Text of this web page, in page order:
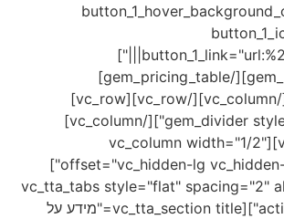
button_1_link="url:%23popmake-1044|||"]
[/gem_pricing_column][/gem_pricing_table]
[/gem_fullwidth][/vc_column][/vc_row][vc_row]
[vc_column][gem_divider style="3"][/vc_column]
[/vc_row][vc_row][vc_column width="1/2"
offset="vc_hidden-lg vc_hidden-md vc_col-xs-12"]
[vc_tta_tabs style="flat" spacing="2"
active_section="999"][vc_tta_section title="מידע על